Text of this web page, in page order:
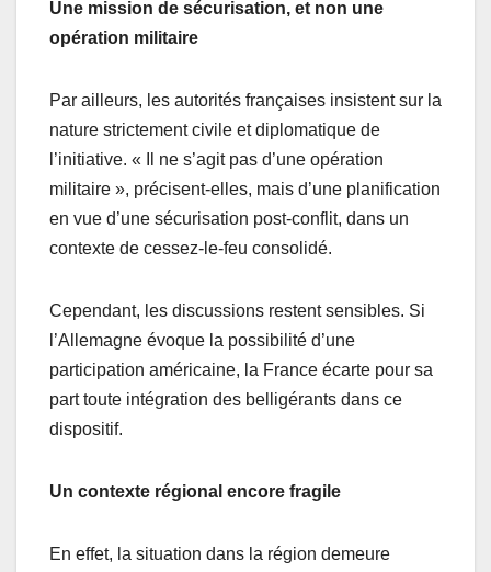
Une mission de sécurisation, et non une
opération militaire
Par ailleurs, les autorités françaises insistent sur la
nature strictement civile et diplomatique de
l’initiative. « Il ne s’agit pas d’une opération
militaire », précisent-elles, mais d’une planification
en vue d’une sécurisation post-conflit, dans un
contexte de cessez-le-feu consolidé.
Cependant, les discussions restent sensibles. Si
l’Allemagne évoque la possibilité d’une
participation américaine, la France écarte pour sa
part toute intégration des belligérants dans ce
dispositif.
Un contexte régional encore fragile
En effet, la situation dans la région demeure